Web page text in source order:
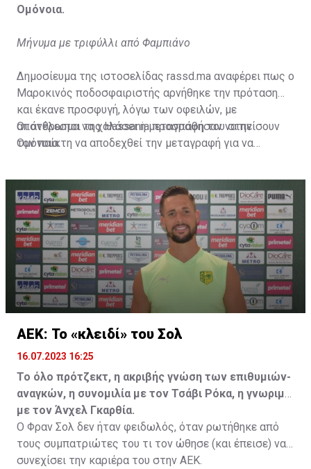
Ομόνοια.
Μήνυμα με τριφύλλι από Φαμπιάνο
Δημοσίευμα της ιστοσελίδας rassd.ma αναφέρει πως ο
Μαροκινός ποδοσφαιριστής αρνήθηκε την πρόταση
και έκανε προσφυγή, λόγω των οφειλών, με
αποτέλεσμα να χαλάσει η μεταγραφή του στην
Ομόνοια.
Οι άνθρωποι της Hassania προσπάθησαν να πείσουν
τον παίκτη να αποδεχθεί την μεταγραφή για να
να λύσει το συμβόλαιό του, ώστε να μετακομίσει
ελεύθερα σε οποιαδήποτε νέα ομάδα το τρέχον
καλοκαίρι.
ΑΕΚ: Το «κλειδί» του Σολ
16.07.2023 16:25
Το όλο πρότζεκτ, η ακριβής γνώση των επιθυμιών-
αναγκών, η συνομιλία με τον Τσάβι Ρόκα, η γνωριμία
με τον Άνχελ Γκαρθία.
Ο Φραν Σολ δεν ήταν φειδωλός, όταν ρωτήθηκε από
τους συμπατριώτες του τι τον ώθησε (και έπεισε) να
συνεχίσει την καριέρα του στην ΑΕΚ.